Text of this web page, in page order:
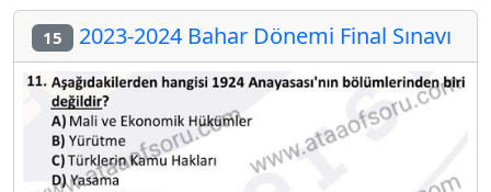
15 2023-2024 Bahar Dönemi Final Sınavı